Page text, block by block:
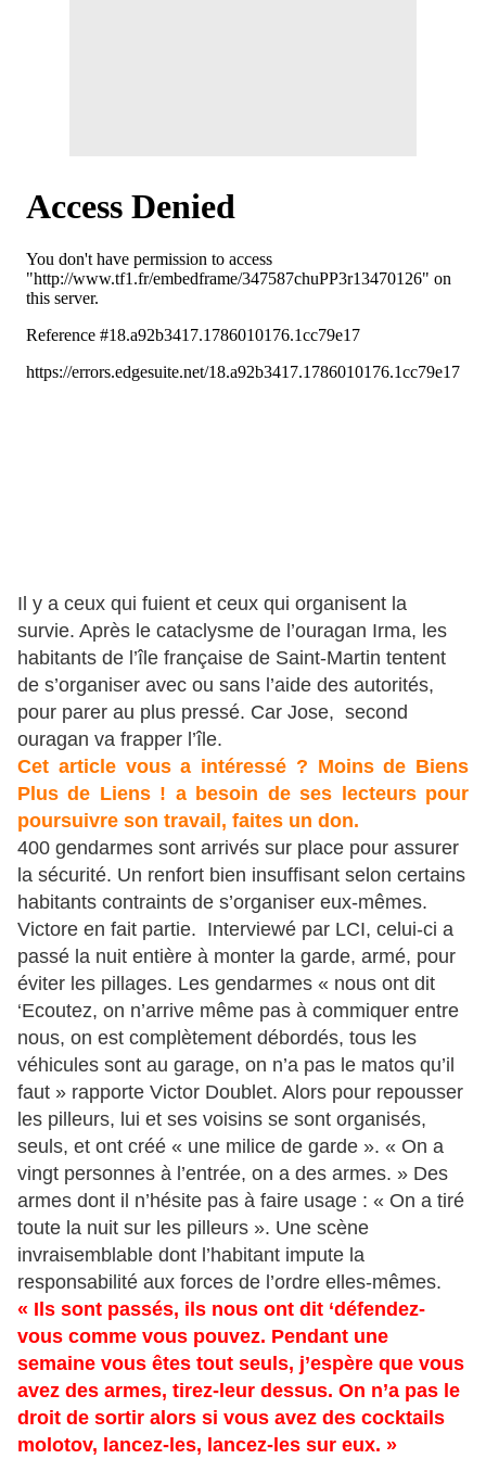
Il y a ceux qui fuient et ceux qui organisent la
survie. Après le cataclysme de l’ouragan Irma, les
habitants de l’île française de Saint-Martin tentent
de s’organiser avec ou sans l’aide des autorités,
pour parer au plus pressé. Car Jose, second
ouragan va frapper l’île.
Cet article vous a intéressé ? Moins de Biens
Plus de Liens ! a besoin de ses lecteurs pour
poursuivre son travail, faites un don.
400 gendarmes sont arrivés sur place pour assurer
la sécurité. Un renfort bien insuffisant selon certains
habitants contraints de s’organiser eux-mêmes.
Victore en fait partie. Interviewé par LCI, celui-ci a
passé la nuit entière à monter la garde, armé, pour
éviter les pillages. Les gendarmes « nous ont dit
‘Ecoutez, on n’arrive même pas à commiquer entre
nous, on est complètement débordés, tous les
véhicules sont au garage, on n’a pas le matos qu’il
faut » rapporte Victor Doublet. Alors pour repousser
les pilleurs, lui et ses voisins se sont organisés,
seuls, et ont créé « une milice de garde ». « On a
vingt personnes à l’entrée, on a des armes. » Des
armes dont il n’hésite pas à faire usage : « On a tiré
toute la nuit sur les pilleurs ». Une scène
invraisemblable dont l’habitant impute la
responsabilité aux forces de l’ordre elles-mêmes.
« Ils sont passés, ils nous ont dit ‘défendez-
vous comme vous pouvez. Pendant une
semaine vous êtes tout seuls, j’espère que vous
avez des armes, tirez-leur dessus. On n’a pas le
droit de sortir alors si vous avez des cocktails
molotov, lancez-les, lancez-les sur eux. »